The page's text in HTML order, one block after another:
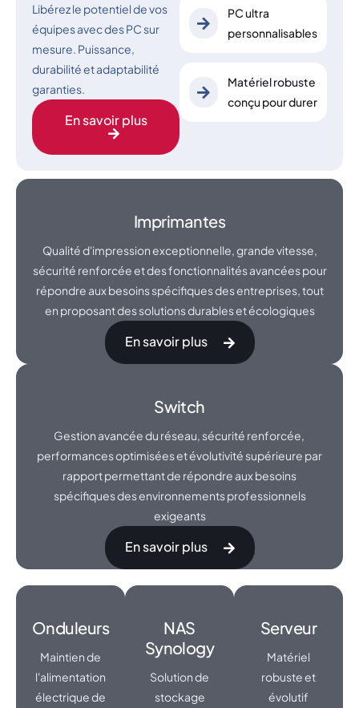
Libérez le potentiel de vos
équipes avec des PC sur
mesure. Puissance,
durabilité et adaptabilité
garanties.
En savoir plus
PC ultra
personnalisables
Matériel robuste
conçu pour durer
Imprimantes
Qualité d'impression exceptionnelle, grande vitesse,
sécurité renforcée et des fonctionnalités avancées pour
répondre aux besoins spécifiques des entreprises, tout
en proposant des solutions durables et écologiques
En savoir plus
Switch
Gestion avancée du réseau, sécurité renforcée,
performances optimisées et évolutivité supérieure par
rapport permettant de répondre aux besoins
spécifiques des environnements professionnels
exigeants
En savoir plus
Onduleurs
Maintien de
l'alimentation
électrique de
NAS
Synology
Solution de
stockage
Serveur
Matériel
robuste et
évolutif